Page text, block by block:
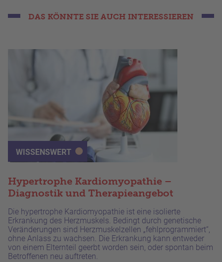
DAS KÖNNTE SIE AUCH INTERESSIEREN
WISSENSWERT
Hypertrophe Kardiomyopathie –
Diagnostik und Therapieangebot
Die hypertrophe Kardiomyopathie ist eine isolierte
Erkrankung des Herzmuskels. Bedingt durch genetische
Veränderungen sind Herzmuskelzellen „fehlprogrammiert“,
ohne Anlass zu wachsen. Die Erkrankung kann entweder
von einem Elternteil geerbt worden sein, oder spontan beim
Betroffenen neu auftreten.